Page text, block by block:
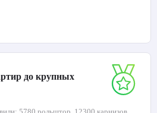
до крупных